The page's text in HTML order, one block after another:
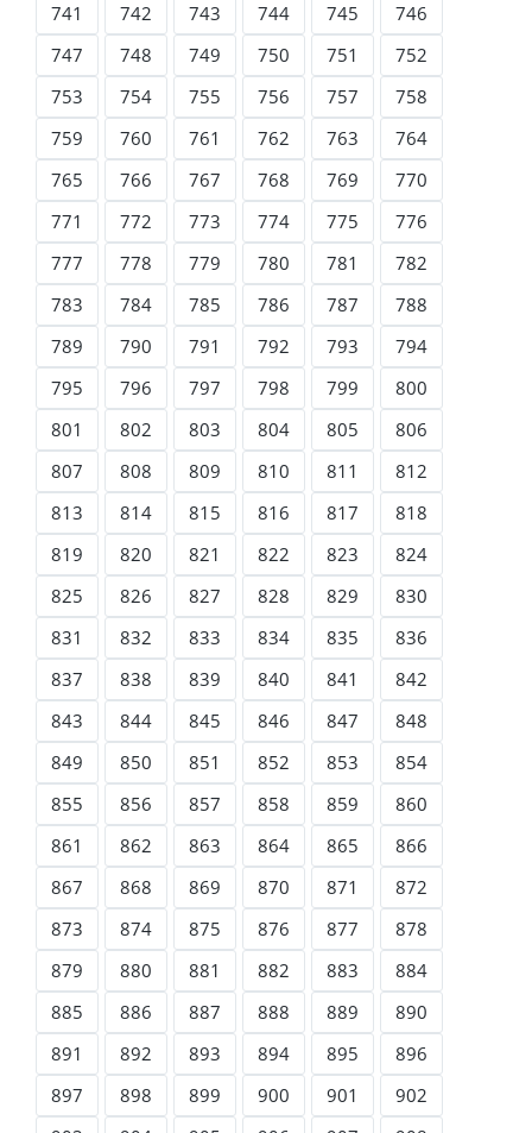
741
742 743 744 745
746
747
748 749 750 751
752
753
754 755 756 757
758
759
760 761 762 763
764
765
766 767 768 769
770
771
772 773 774 775
776
777
778 779 780 781
782
783
784 785 786 787
788
789
790 791 792 793
794
795
796 797 798 799
800
801
802 803 804 805
806
807
808 809 810 811
812
813
814 815 816 817
818
819
820 821 822 823
824
825
826 827 828 829
830
831
832 833 834 835
836
837
838 839 840 841
842
843
844 845 846 847
848
849
850 851 852 853
854
855
856 857 858 859
860
861
862 863 864 865
866
867
868 869 870 871
872
873
874 875 876 877
878
879
880 881 882 883
884
885
886 887 888 889
890
891
892 893 894 895
896
897
898 899 900 901
902